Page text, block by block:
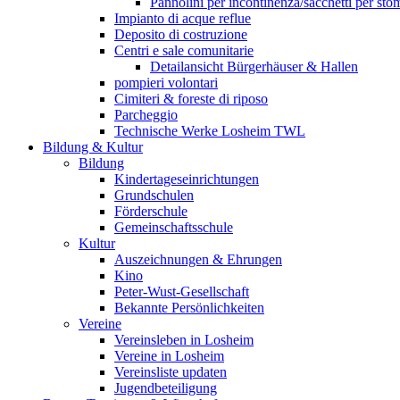
Impianto di acque reflue
Deposito di costruzione
Centri e sale comunitarie
Detailansicht Bürgerhäuser & Hallen
pompieri volontari
Cimiteri & foreste di riposo
Parcheggio
Technische Werke Losheim TWL
Bildung & Kultur
Bildung
Kindertageseinrichtungen
Grundschulen
Förderschule
Gemeinschaftsschule
Kultur
Auszeichnungen & Ehrungen
Kino
Peter-Wust-Gesellschaft
Bekannte Persönlichkeiten
Vereine
Vereinsleben in Losheim
Vereine in Losheim
Vereinsliste updaten
Jugendbeteiligung